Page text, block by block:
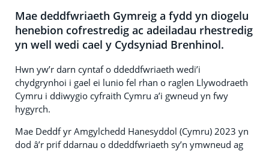
Mae deddfwriaeth Gymreig a fydd yn diogelu
henebion cofrestredig ac adeiladau rhestredig
yn well wedi cael y Cydsyniad Brenhinol.
Hwn yw’r darn cyntaf o ddeddfwriaeth wedi’i
chydgrynhoi i gael ei lunio fel rhan o raglen Llywodraeth
Cymru i ddiwygio cyfraith Cymru a’i gwneud yn fwy
hygyrch.
Mae Deddf yr Amgylchedd Hanesyddol (Cymru) 2023 yn
dod â’r prif ddarnau o ddeddfwriaeth sy’n ymwneud ag